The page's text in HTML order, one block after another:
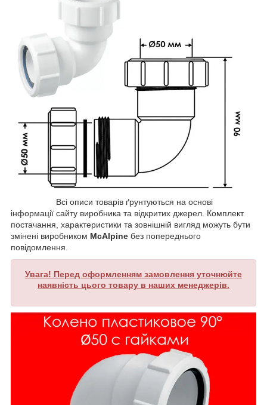
Всі описи товарів ґрунтуються на основі
інформації сайту виробника та відкритих джерел. Комплект
постачання, характеристики та зовнішній вигляд можуть бути
змінені виробником McAlpine без попереднього
повідомлення.
Увага! Перед оформленням замовлення уточнюйте
наявність цього товару в наших менеджерів.